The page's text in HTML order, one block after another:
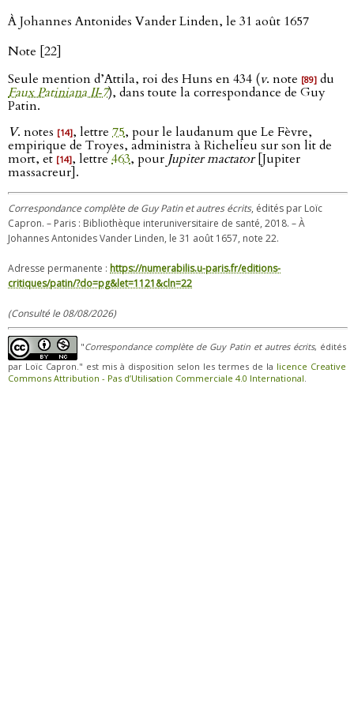
À Johannes Antonides Vander Linden, le 31 août 1657
Note [22]
Seule mention d’Attila, roi des Huns en 434 (v. note [89] du
Faux Patiniana II‑7), dans toute la correspondance de Guy
Patin.
V. notes [14], lettre 75, pour le laudanum que Le Fèvre,
empirique de Troyes, administra à Richelieu sur son lit de
mort, et [14], lettre463, pour Jupiter mactator[Jupiter
massacreur].
Correspondance complète de Guy Patin et autres écrits, édités par Loïc
Capron. – Paris : Bibliothèque interuniversitaire de santé, 2018. – À
Johannes Antonides Vander Linden, le 31 août 1657, note 22.
Adresse permanente : https://numerabilis.u-paris.fr/editions-
critiques/patin/?do=pg&let=1121&cln=22
(Consulté le 08/08/2026)
"Correspondance complète de Guy Patin et autres écrits, édités
par Loïc Capron." est mis à disposition selon les termes de la licence Creative
Commons Attribution - Pas d’Utilisation Commerciale 4.0 International.